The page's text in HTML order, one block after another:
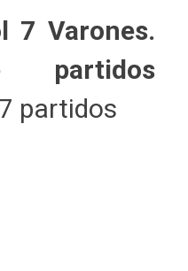
7 Varones.
partidos
partidos